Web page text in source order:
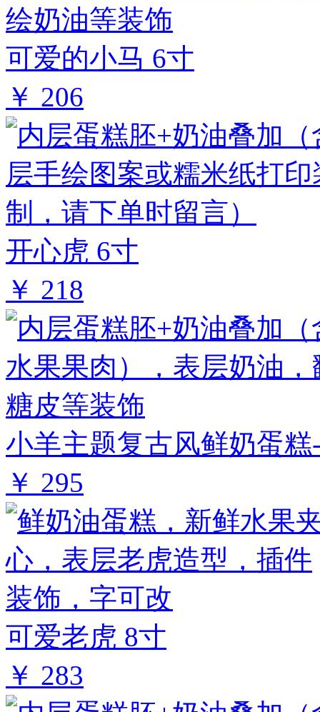
可爱的小马 6寸
￥ 206
开心虎 6寸
￥ 218
小羊主题复古风鲜奶蛋糕
￥ 295
可爱老虎 8寸
￥ 283